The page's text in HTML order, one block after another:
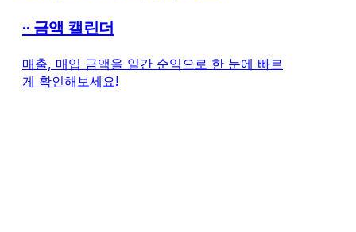
∙∙ 금액 캘린더
매출, 매입 금액을 일간 순익으로 한 눈에 빠르
게 확인해보세요!